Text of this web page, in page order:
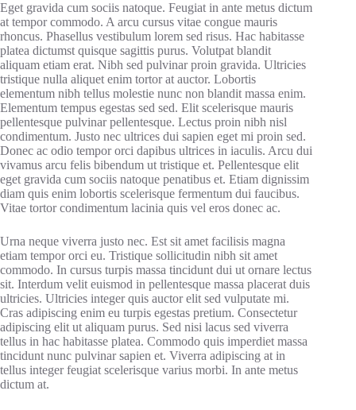
Eget gravida cum sociis natoque. Feugiat in ante metus dictum
at tempor commodo. A arcu cursus vitae congue mauris
rhoncus. Phasellus vestibulum lorem sed risus. Hac habitasse
platea dictumst quisque sagittis purus. Volutpat blandit
aliquam etiam erat. Nibh sed pulvinar proin gravida. Ultricies
tristique nulla aliquet enim tortor at auctor. Lobortis
elementum nibh tellus molestie nunc non blandit massa enim.
Elementum tempus egestas sed sed. Elit scelerisque mauris
pellentesque pulvinar pellentesque. Lectus proin nibh nisl
condimentum. Justo nec ultrices dui sapien eget mi proin sed.
Donec ac odio tempor orci dapibus ultrices in iaculis. Arcu dui
vivamus arcu felis bibendum ut tristique et. Pellentesque elit
eget gravida cum sociis natoque penatibus et. Etiam dignissim
diam quis enim lobortis scelerisque fermentum dui faucibus.
Vitae tortor condimentum lacinia quis vel eros donec ac.
Urna neque viverra justo nec. Est sit amet facilisis magna
etiam tempor orci eu. Tristique sollicitudin nibh sit amet
commodo. In cursus turpis massa tincidunt dui ut ornare lectus
sit. Interdum velit euismod in pellentesque massa placerat duis
ultricies. Ultricies integer quis auctor elit sed vulputate mi.
Cras adipiscing enim eu turpis egestas pretium. Consectetur
adipiscing elit ut aliquam purus. Sed nisi lacus sed viverra
tellus in hac habitasse platea. Commodo quis imperdiet massa
tincidunt nunc pulvinar sapien et. Viverra adipiscing at in
tellus integer feugiat scelerisque varius morbi. In ante metus
dictum at.